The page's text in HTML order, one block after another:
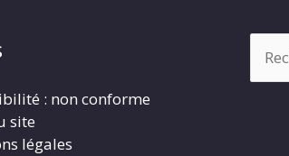
: non conforme
site
légales